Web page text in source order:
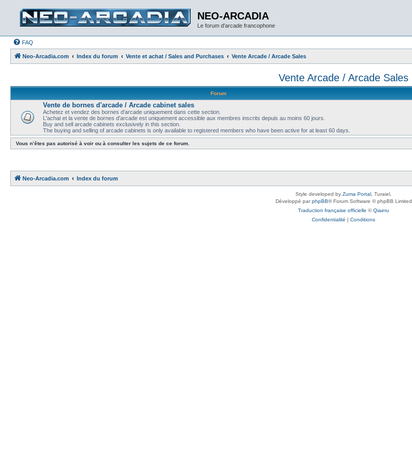
NEO-ARCADIA
Le forum d'arcade francophone
FAQ
Neo-Arcadia.com Index du forum Vente et achat / Sales and Purchases Vente Arcade / Arcade Sales
Vente Arcade / Arcade Sales
Forum
Vente de bornes d'arcade / Arcade cabinet sales
Achetez et vendez des bornes d'arcade uniquement dans cette section.
L'achat et la vente de bornes d'arcade est uniquement accessible aux membres inscrits depuis au moins 60 jours.
Buy and sell arcade cabinets exclusively in this section.
The buying and selling of arcade cabinets is only available to registered members who have been active for at least 60 days.
Vous n’êtes pas autorisé à voir ou à consulter les sujets de ce forum.
Neo-Arcadia.com Index du forum
Style developed by Zuma Portal , Turaiel,
Développé parphpBB® Forum Software © phpBB Limited
Traduction française officielle ©Qiaeru
Confidentialité | Conditions